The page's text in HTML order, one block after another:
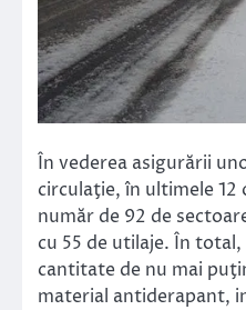
În vederea asigurării
circulaţie, în ultimele
număr de 92 de
cu 55 de utilaje. În
cantitate de nu mai
material antiderapant,